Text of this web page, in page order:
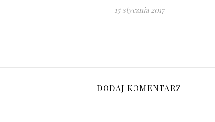
15 stycznia 2017
DODAJ KOMENTARZ